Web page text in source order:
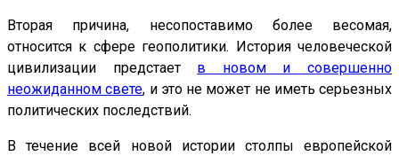
Вторая причина, несопоставимо более весомая,
относится к сфере геополитики. История человеческой
цивилизации предстает в новом и совершенно
неожиданном свете, и это не может не иметь серьезных
политических последствий.
В течение всей новой истории столпы европейской